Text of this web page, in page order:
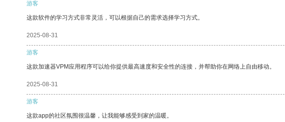
游客
这款软件的学习方式非常灵活，可以根据自己的需求选择学习方式。
2025-08-31
游客
这款加速器VPM应用程序可以给你提供最高速度和安全性的连接，并帮助你在网络上自由移动。
2025-08-31
游客
这款app的社区氛围很温馨，让我能够感受到家的温暖。